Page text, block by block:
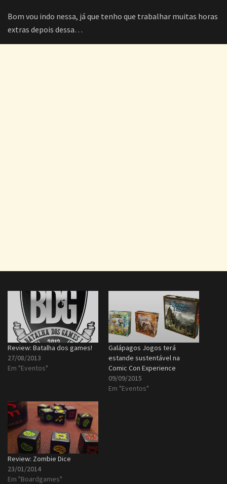
Bom vou indo nessa, já que tenho que trabalhar muitas horas
extras depois dessa…
Review: Batalha dos games!
27/08/2013
Em "Eventos"
Galápagos Jogos terá
estande sustentável na
Comic Con Experience
09/09/2015
Em "Eventos"
Review: Zombie Dice
23/01/2014
Em "Boardgames"